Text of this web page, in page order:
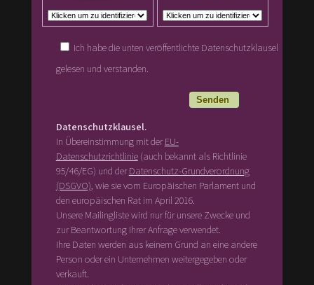
Ich habe die unten veröffentlichte Datenschutzklausel
gelesen und verstanden.
Datenschutzklausel.
In Übereinstimmung mit derEU-
Datenschutzrichtlinie(auch bekannt als Richtlinie
95/46/EG) und derDatenschutz-Grundverordnung
(DSGVO), wie sie vom Europäischen Parlament und
den europäischen Rat im April 2016.
Unsere Mailingliste wird nur für unsere Zwecke und
zur Beantwortung Ihrer Anfrage verwendet.
Ihre Daten werden aus keinem Grund an eine andere
Person oder ein Unternehmen weitergegeben oder
verkauft.